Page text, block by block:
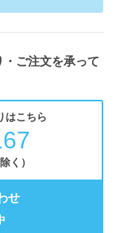
ご注文を承って
はこちら
く）
せ